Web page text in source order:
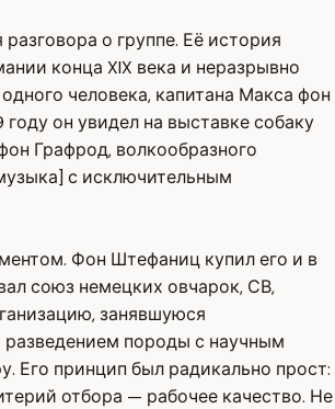
разговора о группе. Её история
конца XIX века и неразрывно
человека, капитана Макса фон
он увидел на выставке собаку
Графрод, волкообразного
с исключительным
Фон Штефаниц купил его и в
союз немецких овчарок, СВ,
занявшуюся
породы с научным
Его принцип был радикально прост:
отбора — рабочее качество. Не